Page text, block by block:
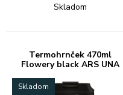
Skladom
Termohrnček 470ml
Flowery black ARS UNA
Skladom